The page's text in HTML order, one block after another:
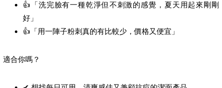
👍「洗完臉有一種乾淨但不刺激的感覺，夏天用起來剛剛
好」
👍「用一陣子粉刺真的有比較少，價格又便宜」
適合你嗎？